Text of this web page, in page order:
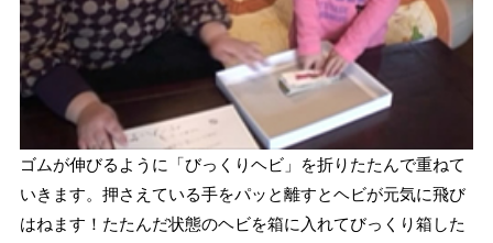
ゴムが伸びるように「びっくりヘビ」を折りたたんで重ねて
いきます。押さえている手をパッと離すとヘビが元気に飛び
はねます！たたんだ状態のヘビを箱に入れてびっくり箱した